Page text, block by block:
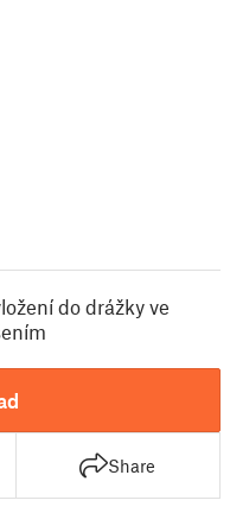
do drážky ve
Share